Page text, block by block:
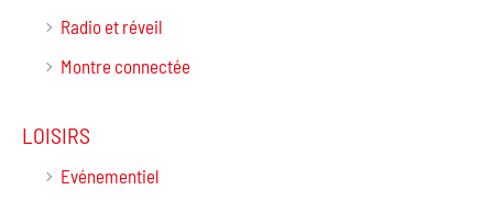
Radio et réveil
Montre connectée
LOISIRS
Evénementiel